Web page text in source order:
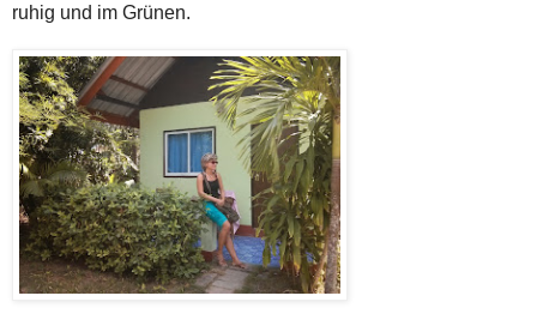
ruhig und im Grünen.